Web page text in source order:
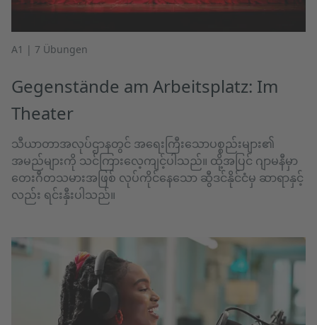
A1 | 7 Übungen
Gegenstände am Arbeitsplatz: Im
Theater
သီယာတာအလုပ်ဌာနတွင် အရေးကြီးသောပစ္စည်းများ၏
အမည်များကို သင်ကြားလေ့ကျင့်ပါသည်။ ထို့အပြင် ဂျာမနီမှာ
တေးဂီတသမားအဖြစ် လုပ်ကိုင်နေသော ဆွီဒင်နိုင်ငံမှ ဆာရာနှင့်
လည်း ရင်းနှီးပါသည်။